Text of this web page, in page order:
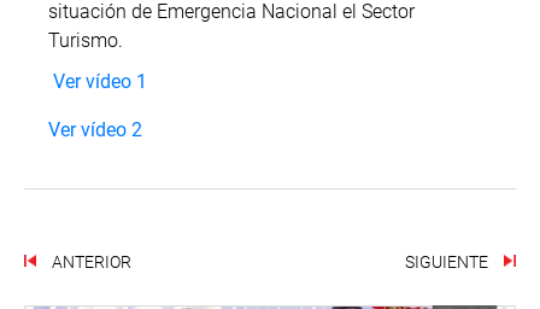
situación de Emergencia Nacional el Sector
Turismo.
Ver vídeo 1
Ver vídeo 2
ANTERIOR SIGUIENTE